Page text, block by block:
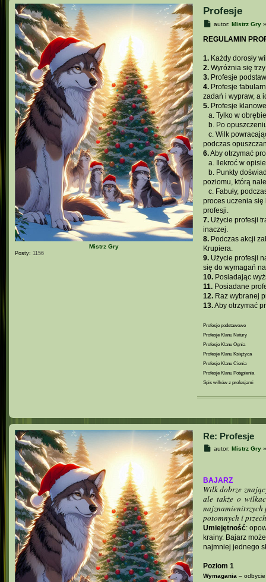
Mistrz Gry
Posty: 1156
Profesje
P
s
autor:Mistrz Gry
REGULAMIN
1.Każdy dorosły
2.Wyróżnia się
3.Profesje
4.Profesje
zadań i wypraw, a
5.Profesje
a. Tylko w
b. Po
c. Wilk
podczas
6.Aby otrzymać
a. Ilekroć w
b. Punkty
poziomu, którą
c. Fabuły,
proces uczenia się
profesji.
7.Użycie profesji
inaczej.
8.Podczas akcji
Krupiera.
9.Użycie profesji
się do wymagań
10.Posiadając
11.Posiadane
12.Raz wybranej
13.Aby otrzymać
Profesje podstawowe
Profesje Klanu Natury
Profesje Klanu Ognia
Profesje Klanu Księżyca
Profesje Klanu Cienia
Profesje Klanu Potępienia
Spis wilków z profesjami
Re: Profesje
Pautor:Mistrz Gry
BAJARZ
Wilk dobrze
ale także o
najznamienitszych
potomnych i
Umiejętność:
krainy. Bajarz
najmniej jednego
Poziom 1
Wymagania –